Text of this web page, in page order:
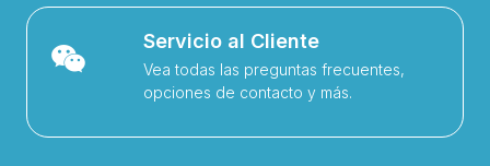
Servicio al Cliente
Vea todas las preguntas frecuentes,
opciones de contacto y más.